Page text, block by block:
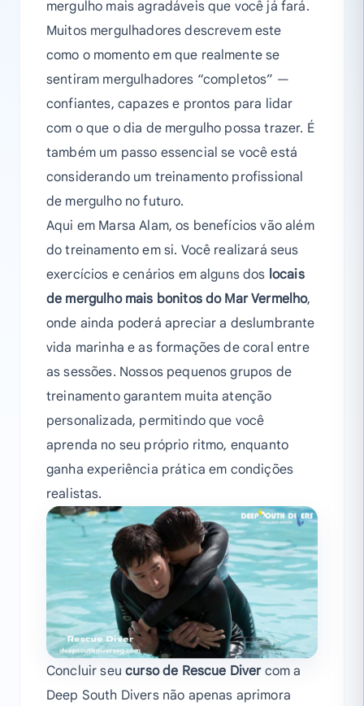
mergulho mais agradáveis que você já fará.
Muitos mergulhadores descrevem este
como o momento em que realmente se
sentiram mergulhadores “completos” —
confiantes, capazes e prontos para lidar
com o que o dia de mergulho possa trazer. É
também um passo essencial se você está
considerando um treinamento profissional
de mergulho no futuro.
Aqui em Marsa Alam, os benefícios vão além
do treinamento em si. Você realizará seus
exercícios e cenários em alguns dos locais
de mergulho mais bonitos do Mar Vermelho,
onde ainda poderá apreciar a deslumbrante
vida marinha e as formações de coral entre
as sessões. Nossos pequenos grupos de
treinamento garantem muita atenção
personalizada, permitindo que você
aprenda no seu próprio ritmo, enquanto
ganha experiência prática em condições
realistas.
Concluir seucurso de Rescue Divercom a
Deep South Divers não apenas aprimora